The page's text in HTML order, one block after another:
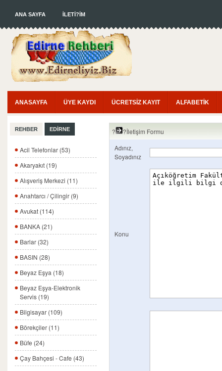
ANA SAYFA İLETİ?İM
ANASAYFA ÜYE KAYDI ÜCRETSİZ KAYIT ALFABETİK
REHBER EDİRNE
Acil Telefonlar (53)
Akaryakıt (19)
Alışveriş Merkezi (11)
Anahtarcı / Çilingir (9)
Avukat (114)
BANKA (21)
Barlar (32)
BASIN (28)
Beyaz Eşya (18)
Beyaz Eşya-Elektronik
Servis (19)
Bilgisayar (109)
Börekçiler (11)
Büfe (24)
Çay Bahçesi - Cafe (43)
?
?İletişim Formu
Adınız,
Soyadınız
Konu